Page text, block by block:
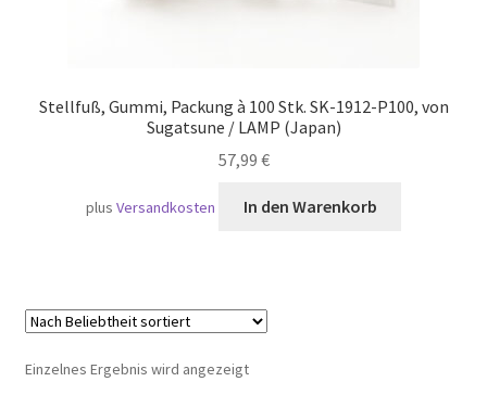
Stellfuß, Gummi, Packung à 100 Stk. SK-1912-P100, von
Sugatsune / LAMP (Japan)
57,99 €
plus Versandkosten In den Warenkorb
Einzelnes Ergebnis wird angezeigt